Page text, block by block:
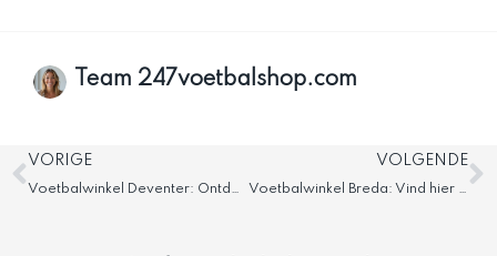
Team 247voetbalshop.com
Vorige
VORIGE
Voetbalwinkel Deventer: Ontdek de ideale voetbalwinkel
VOLGENDE
Voetbalwinkel Breda: Vind hier alle voetbalbenodigdheden